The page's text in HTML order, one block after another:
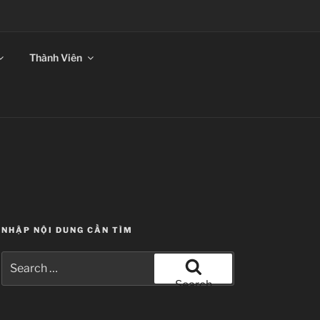
Thành Viên
NHẬP NỘI DUNG CẦN TÌM
for:
Search